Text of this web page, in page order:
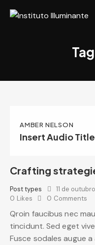
AMBER NELSON
Insert Audio
Crafting
Post types 11 de
0 Likes 0 Comments
Qroin faucibus nec
tincidunt. Sed eget
Fusce sodales augue